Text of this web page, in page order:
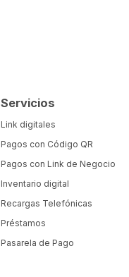
Servicios
Link digitales
Pagos con Código QR
Pagos con Link de Negocio
Inventario digital
Recargas Telefónicas
Préstamos
Pasarela de Pago